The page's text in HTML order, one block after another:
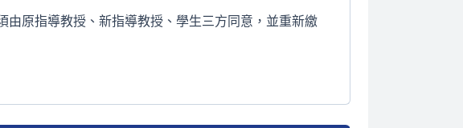
由原指導教授、新指導教授、學生三方同意，並重新繳